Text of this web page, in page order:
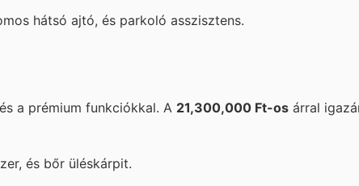
hátsó ajtó, és parkoló asszisztens.
a prémium funkciókkal. A 21,300,000 Ft-os árral
és bőr üléskárpit.